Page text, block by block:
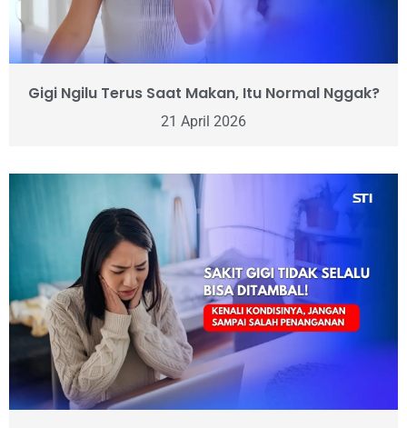
Gigi Ngilu Terus Saat Makan, Itu Normal Nggak?
21 April 2026